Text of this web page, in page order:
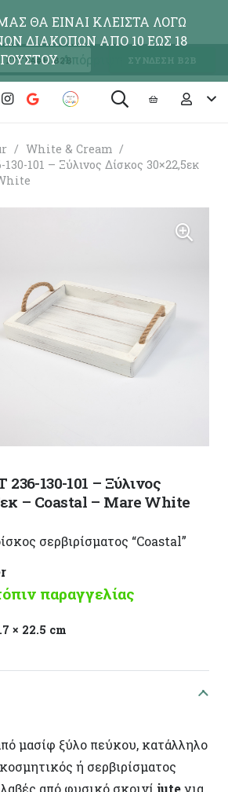
ΕΓΓΡΑΦΗ Β2Β ΣΥΝΔΕΣΗ Β2Β
/ White & Cream /
130-101 – Ξύλινος Δίσκος 30×22,5εκ
236-130-101 – Ξύλινος
– Coastal – Mare White
σερβιρίσματος “Coastal”
παραγγελίας
× 22.5 cm
μασίφ ξύλο πεύκου, κατάλληλο
ή σερβιρίσματος
ΘΑ ΕΙΝΑΙ ΚΛΕΙΣΤΑ ΛΟΓΩ
ΔΙΑΚΟΠΩΝ ΑΠΟ 10 ΕΩΣ 18
Απόρριψη